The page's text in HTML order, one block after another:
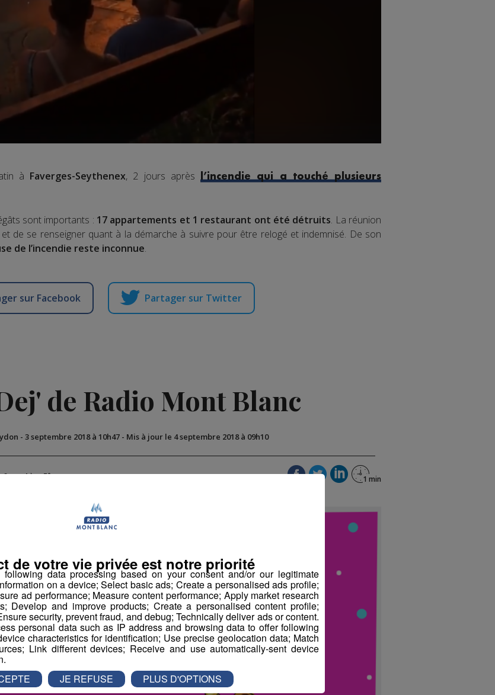
à Faverges-Seythenex, 2 jours après l’incendie qui a touché plusieurs
sont importants : 17 appartements et 1 restaurant ont été détruits. La réunion
de se renseigner quant à la démarche à suivre pour être relogé et indemnisé. De son
de l’incendie reste inconnue.
sur Facebook Partager sur Twitter
de Radio Mont Blanc
- 3 septembre 2018 à 10h47 - Mis à jour le 4 septembre 2018 à 09h10
Lève-Tôt
data processing based on your consent and/or our legitimate
on a device; Select basic ads; Create a personalised ads profile;
ad performance; Measure content performance; Apply market research
Develop and improve products; Create a personalised content profile;
security, prevent fraud, and debug; Technically deliver ads or content.
personal data such as IP address and browsing data to offer following
characteristics for identification; Use precise geolocation data; Match
Link different devices; Receive and use automatically-sent device
de votre vie privée est notre priorité
JE REFUSE PLUS D'OPTIONS